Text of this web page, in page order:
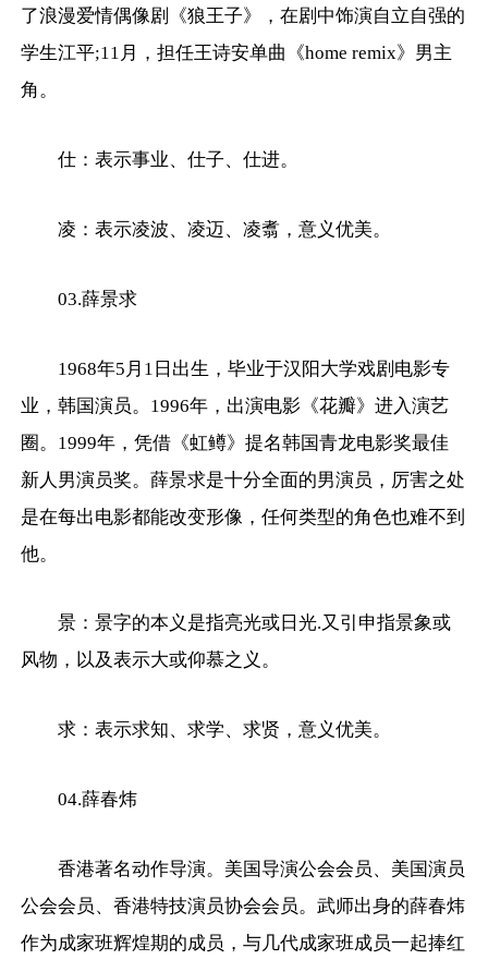
了浪漫爱情偶像剧《狼王子》，在剧中饰演自立自强的
学生江平;11月，担任王诗安单曲《home remix》男主
角。
仕：表示事业、仕子、仕进。
凌：表示凌波、凌迈、凌翥，意义优美。
03.薛景求
1968年5月1日出生，毕业于汉阳大学戏剧电影专
业，韩国演员。1996年，出演电影《花瓣》进入演艺
圈。1999年，凭借《虹鳟》提名韩国青龙电影奖最佳
新人男演员奖。薛景求是十分全面的男演员，厉害之处
是在每出电影都能改变形像，任何类型的角色也难不到
他。
景：景字的本义是指亮光或日光.又引申指景象或
风物，以及表示大或仰慕之义。
求：表示求知、求学、求贤，意义优美。
04.薛春炜
香港著名动作导演。美国导演公会会员、美国演员
公会会员、香港特技演员协会会员。武师出身的薛春炜
作为成家班辉煌期的成员，与几代成家班成员一起捧红